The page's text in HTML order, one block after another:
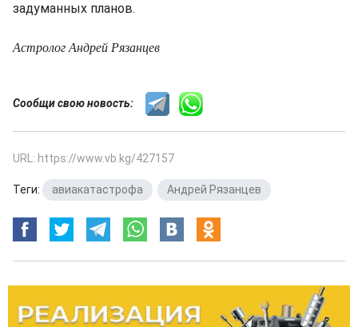
задуманных планов.
Астролог Андрей Рязанцев
Сообщи свою новость:
URL: https://www.vb.kg/427157
Теги: авиакатастрофа Андрей Рязанцев